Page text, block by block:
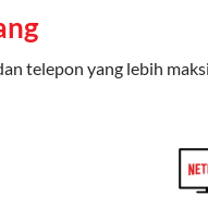
(IndiHome TV), dan
telepon yang lebih